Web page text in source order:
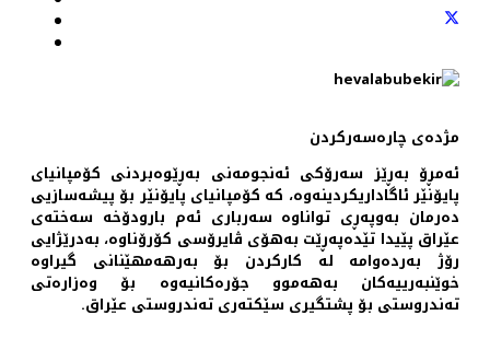
مژدەی چارەسەرکردن
ئەمڕۆ بەڕێز سەرۆکی ئەنجومەنی بەڕێوەبردنی کۆمپانیای
پایۆنێر ئاگاداریکردینەوە، کە كۆمپانیای پایۆنێر بۆ پیشەسازیی
دەرمان بەوپەڕی تواناوە سەرباری ئەم بارودۆخە سەختەی
عێراق پێیدا تێدەپەڕێت بەھۆی ڤایرۆسی كۆرۆناوە، بەدرێژایی
رۆژ بەردەوامە لە کارکردن بۆ بەرھەمھێنانی گیراوە
خوێنبەرییەكان بەھەموو جۆرەكانیەوە بۆ وەزارەتی
تەندروستی بۆ پشتگیری سێكتەری تەندروستی عێراق.